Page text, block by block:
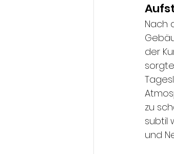
Nach
der
zu
subtil
und